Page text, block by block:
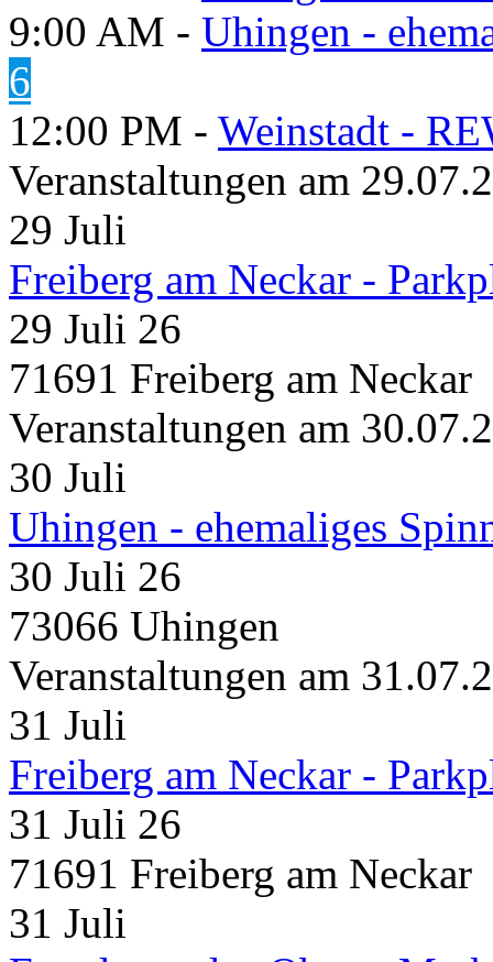
9:00 AM - Uhingen -
6
12:00 PM - Weinstadt -
Veranstaltungen am
29 Juli
Freiberg am Neckar -
29 Juli 26
71691 Freiberg am Neckar
Veranstaltungen am
30 Juli
Uhingen - ehemaliges
30 Juli 26
73066 Uhingen
Veranstaltungen am
31 Juli
Freiberg am Neckar -
31 Juli 26
71691 Freiberg am Neckar
31 Juli